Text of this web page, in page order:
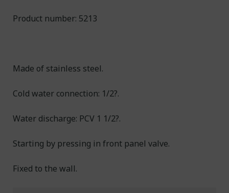
cleaner world
Product number: 5213
Made of stainless steel.
Cold water connection: 1/2?.
Water discharge: PCV 1 1/2?.
Starting by pressing in front panel valve.
Fixed to the wall.